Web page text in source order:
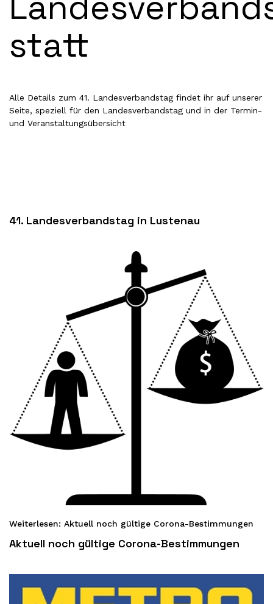
41. Landesverbandstag in Lustenau
statt
Alle Details zum 41. Landesverbandstag findet ihr auf unserer
Seite, speziell für den Landesverbandstag und in der Termin-
und Veranstaltungsübersicht
Aktuell noch gültige Corona-Bestimmungen
Weiterlesen: Aktuell noch gültige Corona-Bestimmungen